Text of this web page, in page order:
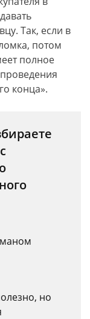
Так, если в
потом
полное
конца».
но